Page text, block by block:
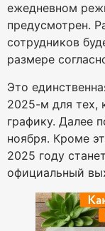
ежедневном
предусмотрен.
сотрудников
размере
Это
2025-м для тех,
графику. Далее
ноября. Кроме
2025 году
официальный